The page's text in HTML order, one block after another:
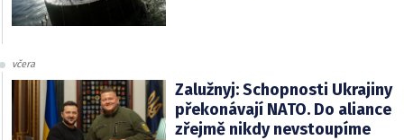
včera
Zalužnyj: Schopnosti Ukrajiny
překonávají NATO. Do aliance
zřejmě nikdy nevstoupíme